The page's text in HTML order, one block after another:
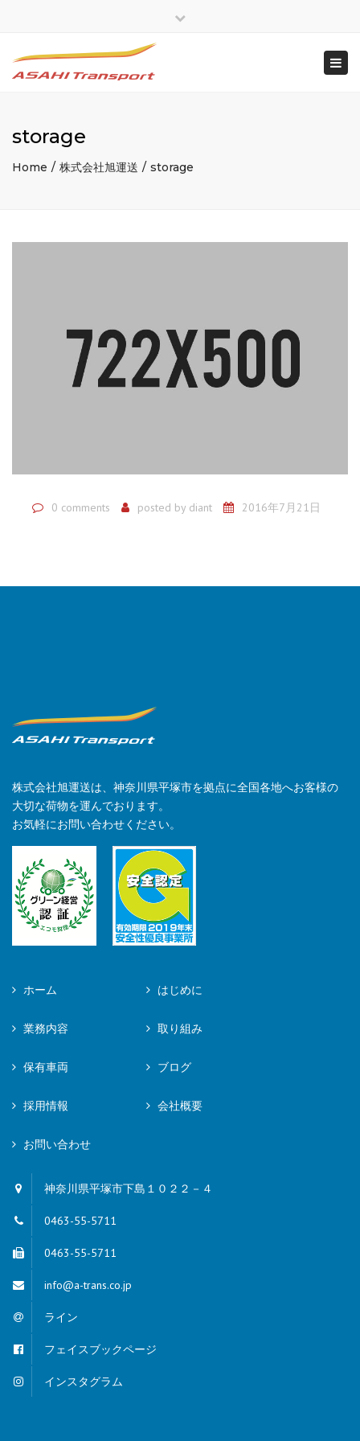
storage
Home 株式会社旭運送 storage
0 comments posted by diant 2016年7月21日
株式会社旭運送は、神奈川県平塚市を拠点に全国各地へお客様の
大切な荷物を運んでおります。
お気軽にお問い合わせください。
ホーム はじめに
業務内容 取り組み
保有車両 ブログ
採用情報 会社概要
お問い合わせ
神奈川県平塚市下島１０２２－４
0463-55-5711
0463-55-5711
info@a-trans.co.jp
ライン
フェイスブックページ
インスタグラム